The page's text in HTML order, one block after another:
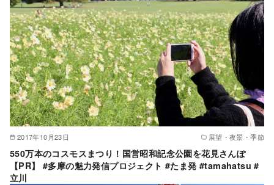
2017年10月23日 展望・夜景・季節
550万本のコスモスまつり！国営昭和記念公園を花見さんぽ
【PR】 #多摩の魅力発信プロジェクト #たま発 #tamahatsu #
立川